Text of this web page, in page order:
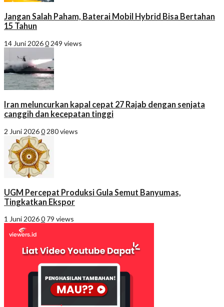
Jangan Salah Paham, Baterai Mobil Hybrid Bisa Bertahan
15 Tahun
14 Juni 20260 249 views
Iran meluncurkan kapal cepat 27 Rajab dengan senjata
canggih dan kecepatan tinggi
2 Juni 20260 280 views
UGM Percepat Produksi Gula Semut Banyumas,
Tingkatkan Ekspor
1 Juni 20260 79 views